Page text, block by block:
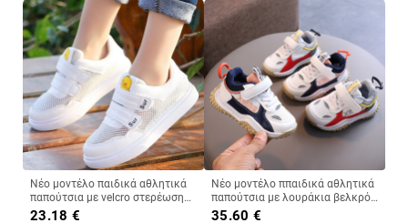
Νέο μοντέλο παιδικά αθλητικά
παπούτσια με velcro στερέωση
και εφαρμογή
23.18 €
Νέο μοντέλο ππαιδικά αθλητικά
παπούτσια με λουράκια βελκρό
για αγόρια
35.60 €